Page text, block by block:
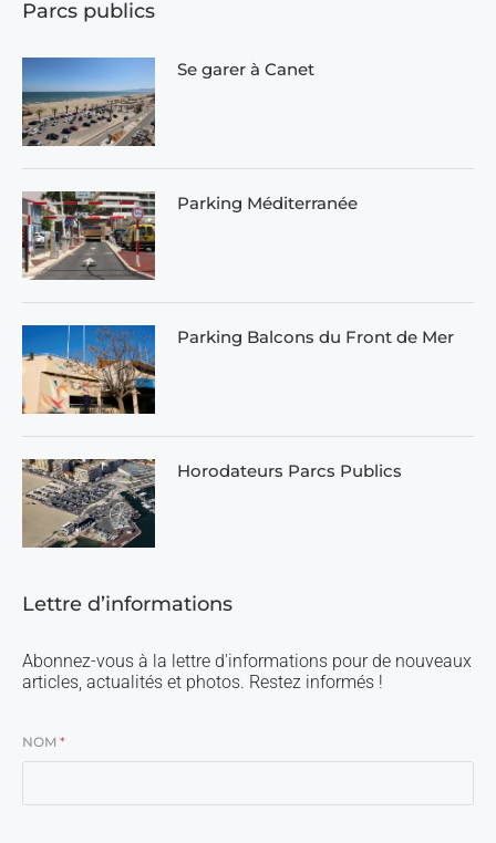
Parcs publics
Se garer à Canet
Parking Méditerranée
Parking Balcons du Front de Mer
Horodateurs Parcs Publics
Lettre d’informations
Abonnez-vous à la lettre d'informations pour de nouveaux
articles, actualités et photos. Restez informés !
NOM *